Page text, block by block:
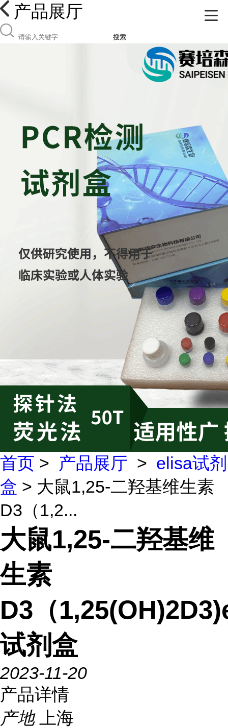
产品展厅
搜索
首页 > 产品展厅 > elisa试剂
盒 > 大鼠1,25-二羟基维生素
D3（1,2...
大鼠1,25-二羟基维
生素
D3（
试剂盒
2023-11-20
产品详情
产地
上海